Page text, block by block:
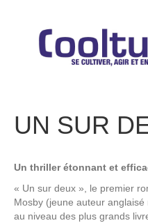
UN SUR
Un thriller étonnant et
« Un sur deux », le premier
Mosby (jeune auteur anglaisé
au niveau des plus grands